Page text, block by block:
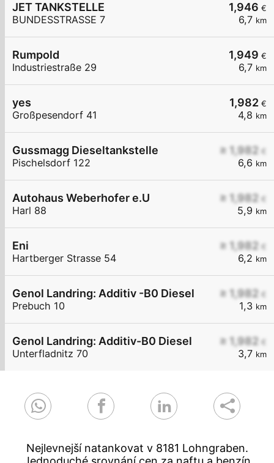
1,946 €
6,7 km
JET TANKSTELLE
BUNDESSTRASSE 7
1,949 €
6,7 km
Rumpold
Industriestraße 29
1,982 €
4,8 km
yes
Großpesendorf 41
≥ 1,982 €
6,6 km
Gussmagg Dieseltankstelle
Pischelsdorf 122
≥ 1,982 €
5,9 km
Autohaus Weberhofer e.U
Harl 88
≥ 1,982 €
6,2 km
Eni
Hartberger Strasse 54
≥ 1,982 €
1,3 km
Genol Landring: Additiv -B0 Diesel
Prebuch 10
≥ 1,982 €
3,7 km
Genol Landring: Additiv-B0 Diesel
Unterfladnitz 70
Nejlevnejší natankovat v 8181 Lohngraben.